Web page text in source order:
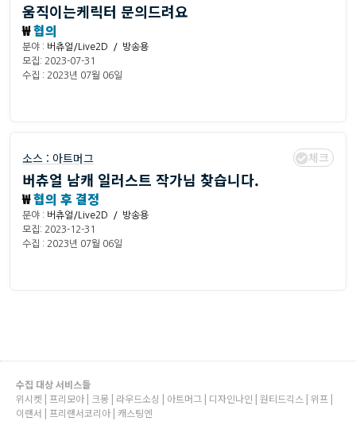
움직이는케릭터 문의드려요
₩협의
분야 : 버츄얼/Live2D / 방송용
모집: 2023-07-31
수집 : 2023년 07월 06일
소스 : 아트머그 체크
버츄얼 남캐 일러스트 작가님 찾습니다.
₩협의 후 결정
분야 : 버츄얼/Live2D / 방송용
모집: 2023-12-31
수집 : 2023년 07월 06일
수집 대상 서비스들
위시켓 | 프리모아 | 크몽 | 라우드소싱 | 아트머그 | 디자인나인 | 원티드긱스 | 위프 |
이랜서 | 프리랜서코리아 | 캐스팅엔